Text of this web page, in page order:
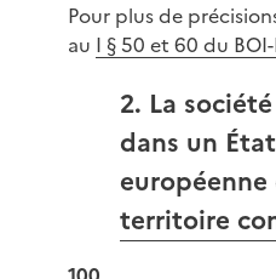
Pour plus de
au I § 50 et 60 du BOI-
2. La
dans un
territoire